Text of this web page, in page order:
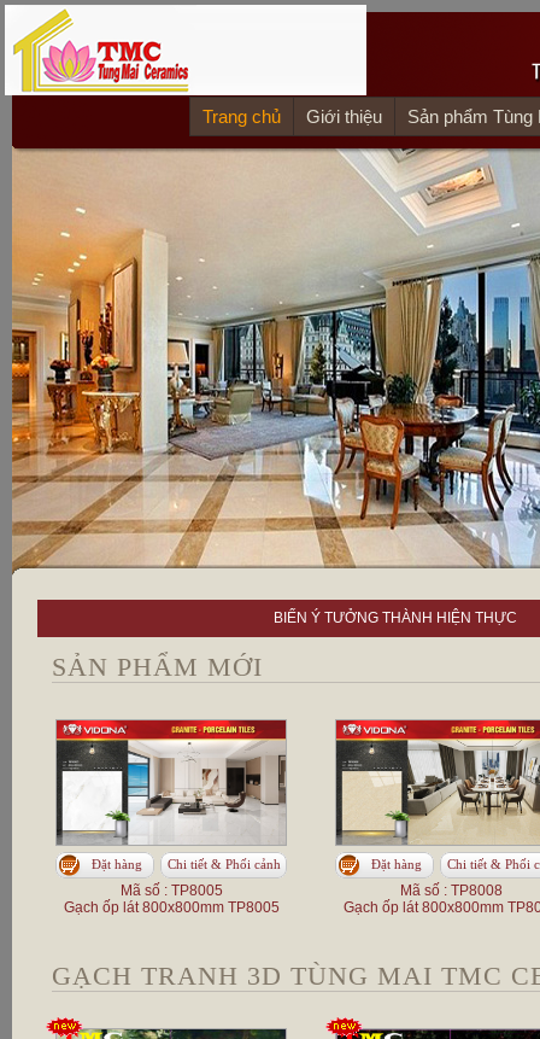
Trang chủ Giới thiệu Sản phẩm Tùng
BIẾN Ý TƯỞNG THÀNH HIỆN THỰC
SẢN PHẨM MỚI
Đặt hàng Chi tiết & Phối cảnh
Mã số : TP8005
Gạch ốp lát 800x800mm TP8005
Đặt hàng Chi tiết & Phối
Mã số : TP8008
Gạch ốp lát 800x800mm
GẠCH TRANH 3D TÙNG MAI TMC